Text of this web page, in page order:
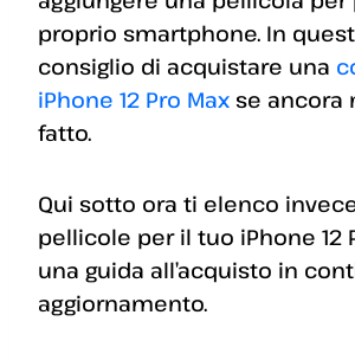
proprio smartphone. In
consiglio di acquistare una
iPhone 12 Pro Max se ancora
fatto.
Qui sotto ora ti elenco
pellicole per il tuo iPhone 12
una guida all’acquisto in
aggiornamento.